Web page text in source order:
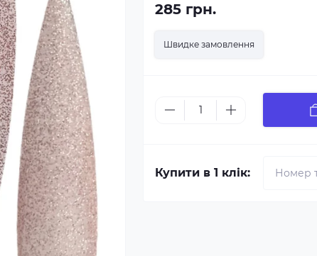
285 грн.
Швидке замовлення
Купити в 1 клік: